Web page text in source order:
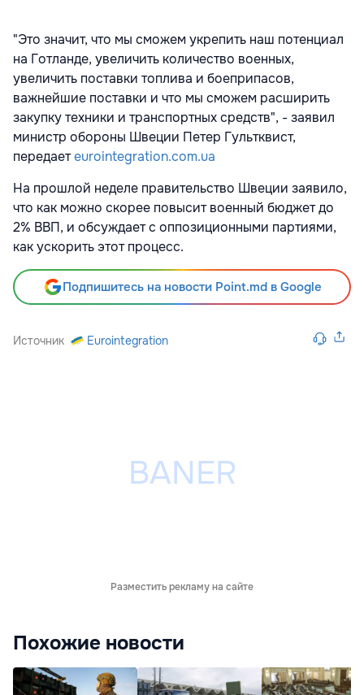
"Это значит, что мы сможем укрепить наш потенциал
на Готланде, увеличить количество военных,
увеличить поставки топлива и боеприпасов,
важнейшие поставки и что мы сможем расширить
закупку техники и транспортных средств", - заявил
министр обороны Швеции Петер Гультквист,
передаетeurointegration.com.ua
На прошлой неделе правительство Швеции заявило,
что как можно скорее повысит военный бюджет до
2% ВВП, и обсуждает с оппозиционными партиями,
как ускорить этот процесс.
Подпишитесь на новости Point.md в Google
Источник Eurointegration
Разместить рекламу на сайте
Похожие новости